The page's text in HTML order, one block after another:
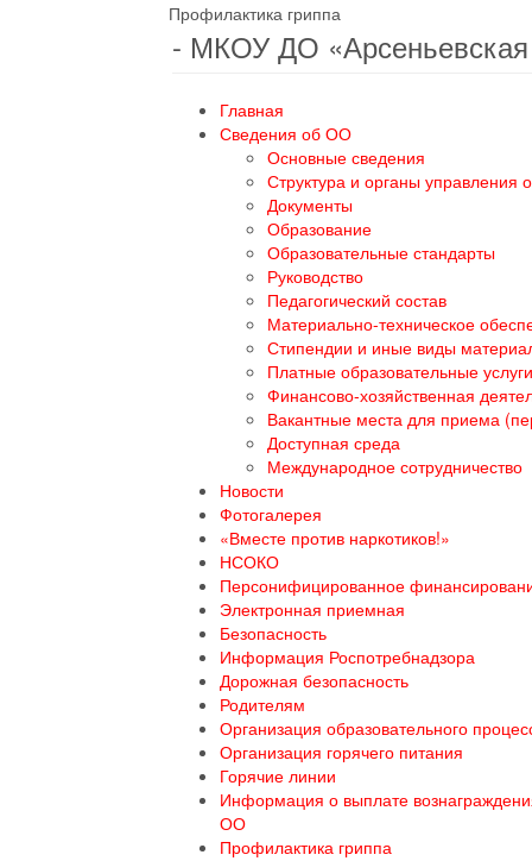
Профилактика гриппа
- МКОУ ДО
Главная
Сведения об ОО
Основные сведения
Структура и органы управления
Документы
Образование
Образовательные стандарты
Руководство
Педагогический состав
Материально-техническое
Стипендии и иные виды
Платные образовательные услуги
Финансово-хозяйственная
Вакантные места для приема
Доступная среда
Международное сотрудничество
Новости
Фотогалерея
«Вместе против наркотиков!»
НСОКО
Персонифицированное
Электронная приемная
Безопасность
Информация Роспотребнадзора
Дорожная безопасность
Родителям
Организация образовательного
Организация горячего питания
Горячие линии
Информация о выплате
ОО
Профилактика гриппа